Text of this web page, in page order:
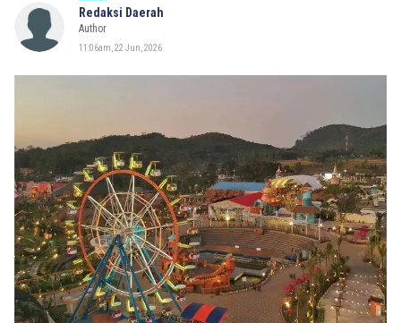
Redaksi Daerah
Author
11:06am, 22 Jun, 2026